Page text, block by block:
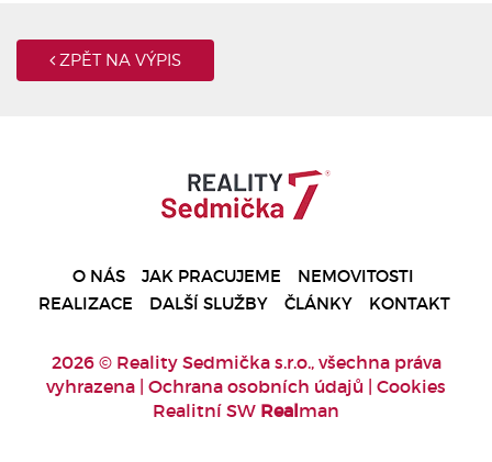
ZPĚT NA VÝPIS
O NÁS JAK PRACUJEME
NEMOVITOSTI
REALIZACE
DALŠÍ SLUŽBY ČLÁNKY KONTAKT
2026 © Reality Sedmička s.r.o., všechna práva
vyhrazena | Ochrana osobních údajů | Cookies
Realitní SW Realman